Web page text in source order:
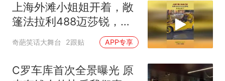
上海外滩小姐姐开着，敞
篷法拉利488迈莎锐，真
的太美了
奇葩笑话大舞台 2跟贴 APP专享
C罗车库首次全景曝光 原